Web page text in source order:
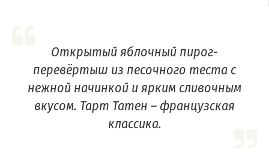
Открытый яблочный пирог-
перевёртыш из песочного теста с
нежной начинкой и ярким сливочным
вкусом. Тарт Татен – французская
классика.